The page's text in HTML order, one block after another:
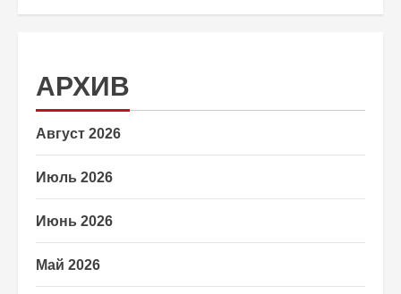
АРХИВ
Август 2026
Июль 2026
Июнь 2026
Май 2026